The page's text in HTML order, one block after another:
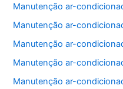
Manutenção ar-
Manutenção ar-
Manutenção ar-
Manutenção ar-
Manutenção ar-